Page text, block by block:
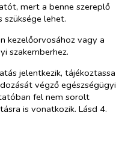
mert a benne szereplő
szüksége lehet.
kezelőorvosához vagy a
szakemberhez.
jelentkezik, tájékoztassa
végző egészségügyi
fel nem sorolt
is vonatkozik. Lásd 4.